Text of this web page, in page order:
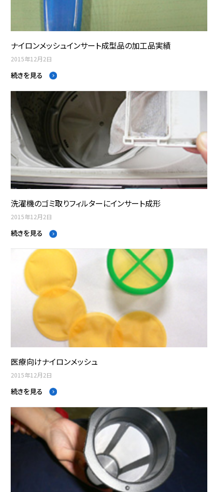
ナイロンメッシュインサート成型品の加工品実績
2015年12月2日
続きを見る
洗濯機のゴミ取りフィルターにインサート成形
2015年12月2日
続きを見る
医療向けナイロンメッシュ
2015年12月2日
続きを見る